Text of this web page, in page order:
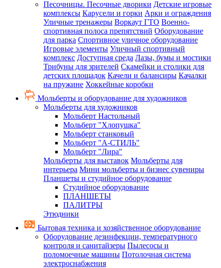
Песочницы. Песочные дворики Детские игровые
комплексы Карусели и горки Арки и ограждения
Уличные тренажеры Воркаут ГТО Военно-
спортивная полоса препятствий Оборудование
для парка Спортивное уличное оборудование
Игровые элементы Уличный спортивный
комплекс Доступная среда Лазы, бумы и мостики
Трибуны для зрителей Скамейки и столики для
детских площадок Качели и балансиры Качалки
на пружине Хоккейные коробки
Мольберты и оборудование для художников
Мольберты для художников
Мольберт Настольный
Мольберт "Хлопушка"
Мольберт станковый
Мольберт "А-СТИЛЬ"
Мольберт "Лира"
Мольберты для выставок Мольберты для
интерьера Мини мольберты и бизнес сувениры
Планшеты и студийное оборудование
Студийное оборудование
ПЛАНШЕТЫ
ПАЛИТРЫ
Этюдники
Бытовая техника и хозяйственное оборудование
Оборудование дезинфекции, температурного
контроля и санитайзеры Пылесосы и
поломоечные машины Потолочная система
электроснабжения